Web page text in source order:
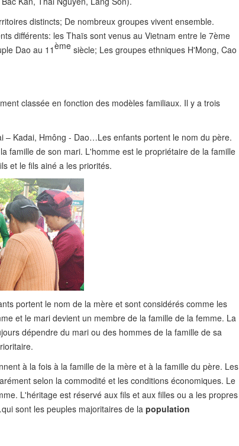
distincts; De nombreux groupes vivent ensemble.
différents: les Thaïs sont venus au Vietnam entre le 7ème
Dao au 11ème siècle; Les groupes ethniques H'Mong, Cao
classée en fonction des modèles familiaux. Il y a trois
– Kadai, Hmông - Dao…Les enfants portent le nom du père.
famille de son mari. L'homme est le propriétaire de la famille
et le fils ainé a les priorités.
portent le nom de la mère et sont considérés comme les
et le mari devient un membre de la famille de la femme. La
dépendre du mari ou des hommes de la famille de sa
à la fois à la famille de la mère et à la famille du père. Les
selon la commodité et les conditions économiques. Le
L'héritage est réservé aux fils et aux filles ou a les propres
sont les peuples majoritaires de la population